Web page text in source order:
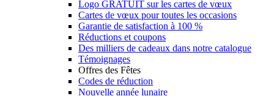
Logo GRATUIT sur les cartes de vœux
Cartes de vœux pour toutes les occasions
Garantie de satisfaction à 100 %
Réductions et coupons
Des milliers de cadeaux dans notre catalogue
Témoignages
Offres des Fêtes
Codes de réduction
Nouvelle année lunaire